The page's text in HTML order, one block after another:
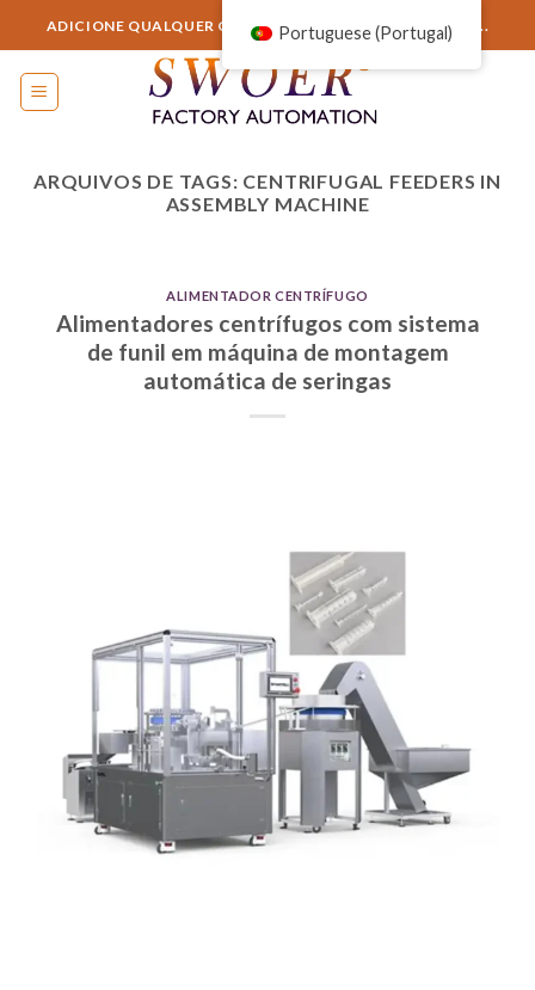
conteúdo
ADICIONE QUALQUER COISA AQUI OU APENAS REMOVA...
ARQUIVOS DE TAGS: CENTRIFUGAL FEEDERS IN
ASSEMBLY MACHINE
ALIMENTADOR CENTRÍFUGO
Alimentadores centrífugos com sistema
de funil em máquina de montagem
automática de seringas
Portuguese (Portugal)